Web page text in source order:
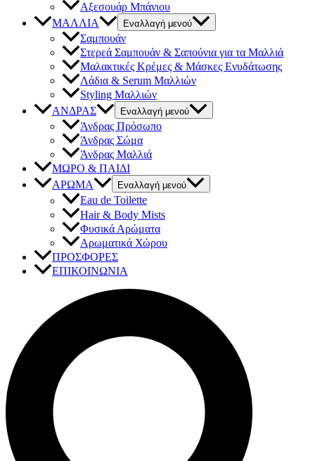
Αξεσουάρ Μπάνιου
ΜΑΛΛΙΑ
Εναλλαγή μενού
Σαμπουάν
Στερεά Σαμπουάν & Σαπούνια για τα Μαλλιά
Μαλακτικές Κρέμες & Μάσκες Ενυδάτωσης
Λάδια & Serum Μαλλιών
Styling Μαλλιών
ΑΝΔΡΑΣ
Εναλλαγή μενού
Άνδρας Πρόσωπο
Άνδρας Σώμα
Άνδρας Μαλλιά
ΜΩΡΟ & ΠΑΙΔΙ
ΑΡΩΜΑ
Εναλλαγή μενού
Eau de Toilette
Hair & Body Mists
Φυσικά Αρώματα
Αρωματικά Χώρου
ΠΡΟΣΦΟΡΕΣ
ΕΠΙΚΟΙΝΩΝΙΑ